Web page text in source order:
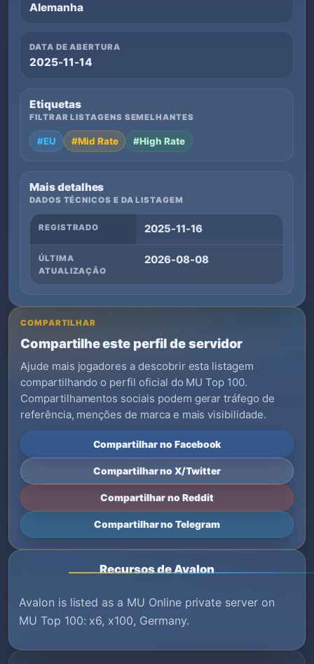
Alemanha
DATA DE ABERTURA
2025-11-14
Etiquetas
FILTRAR LISTAGENS SEMELHANTES
#EU #Mid Rate #High Rate
Mais detalhes
DADOS TÉCNICOS E DA LISTAGEM
REGISTRADO 2025-11-16
ÚLTIMA
ATUALIZAÇÃO
2026-08-08
COMPARTILHAR
Compartilhe este perfil de servidor
Ajude mais jogadores a descobrir esta listagem
compartilhando o perfil oficial do MU Top 100.
Compartilhamentos sociais podem gerar tráfego de
referência, menções de marca e mais visibilidade.
Compartilhar no Facebook
Compartilhar no X/Twitter
Compartilhar no Reddit
Compartilhar no Telegram
Recursos de Avalon
Avalon is listed as a MU Online private server on
MU Top 100: x6, x100, Germany.